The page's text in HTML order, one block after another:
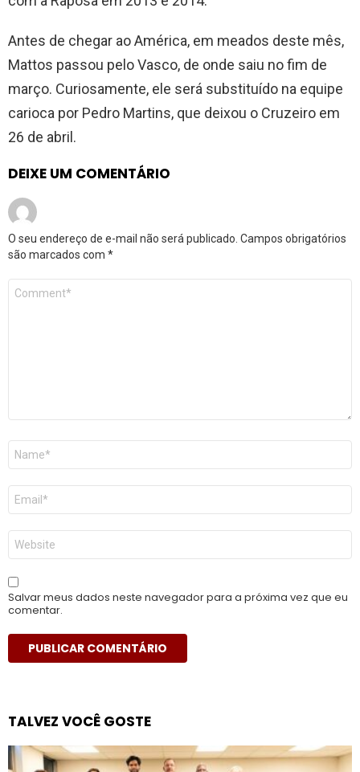
Antes de chegar ao América, em meados deste mês,
Mattos passou pelo Vasco, de onde saiu no fim de
março. Curiosamente, ele será substituído na equipe
carioca por Pedro Martins, que deixou o Cruzeiro em
26 de abril.
DEIXE UM COMENTÁRIO
O seu endereço de e-mail não será publicado. Campos obrigatórios
são marcados com *
Comentário
Nome
E-
mail
*
Site
Salvar meus dados neste navegador para a próxima vez que eu
comentar.
TALVEZ VOCÊ GOSTE